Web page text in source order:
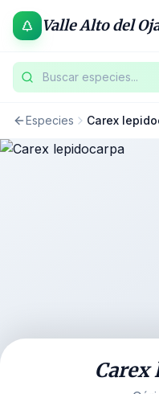
Valle Alto del
Buscar especies...
Especies Carex
Carex